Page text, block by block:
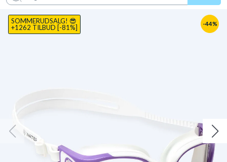
-44%
SOMMERUDSALG! 😎
+1262 TILBUD [-81%]